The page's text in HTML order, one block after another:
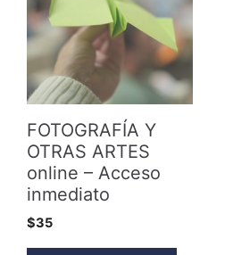
FOTOGRAFÍA Y
OTRAS ARTES
online – Acceso
inmediato
$35